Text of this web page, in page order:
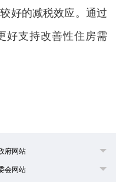
好的减税效应。通过
好支持改善性住房需
府网站
会网站